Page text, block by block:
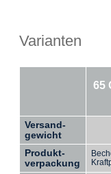
Varianten
65
Versand-
gewicht
Produkt-
verpackung